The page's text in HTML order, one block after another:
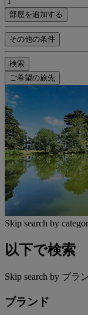
部屋を追加する
その他の条件
検索
ご希望の旅先
Skip search by
以下で検索
Skip search by ブラ
ブランド